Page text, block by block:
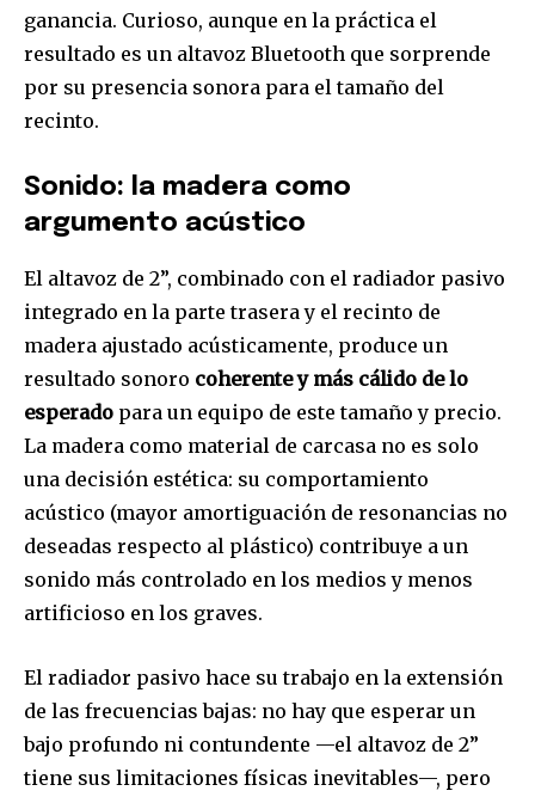
ganancia. Curioso, aunque en la práctica el
resultado es un altavoz Bluetooth que sorprende
por su presencia sonora para el tamaño del
recinto.
Sonido: la madera como
argumento acústico
El altavoz de 2”, combinado con el radiador pasivo
integrado en la parte trasera y el recinto de
madera ajustado acústicamente, produce un
resultado sonoro coherente y más cálido de lo
esperado para un equipo de este tamaño y precio.
La madera como material de carcasa no es solo
una decisión estética: su comportamiento
acústico (mayor amortiguación de resonancias no
deseadas respecto al plástico) contribuye a un
sonido más controlado en los medios y menos
artificioso en los graves.
El radiador pasivo hace su trabajo en la extensión
de las frecuencias bajas: no hay que esperar un
bajo profundo ni contundente —el altavoz de 2”
tiene sus limitaciones físicas inevitables—, pero